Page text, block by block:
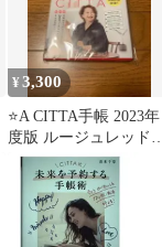
¥3,300
⭐️A CITTA手帳 2023年
度版 ルージュレッド
A5 システム手帳